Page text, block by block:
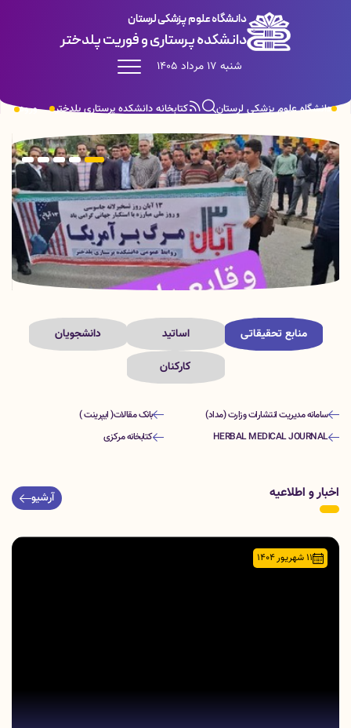
دانشگاه علوم پزشکی لرستان
دانشکده پرستاری و فوریت پلدختر
شنبه 17 مرداد 1405
ورود کتابخانه دانشکده پرستاری پلدختر دانشگاه علوم پزشکی لرستان
منابع تحقیقاتی اساتید
دانشجویان
کارکنان
سامانه مدیریت انتشارات وزارت (مداد)
بانک مقالات( ایپرینت )
HERBAL MEDICAL JOURNAL
کتابخانه مرکزی
اخبار و اطلاعیه آرشیو
11 شهریور 1404